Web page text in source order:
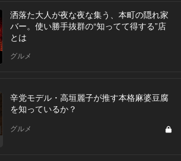
洒落た大人が夜な夜な集う、本町の隠れ家
バー。使い勝手抜群の“知ってて得する”店
とは
グルメ
辛党モデル・高垣麗子が推す本格麻婆豆腐
を知っているか？
グルメ